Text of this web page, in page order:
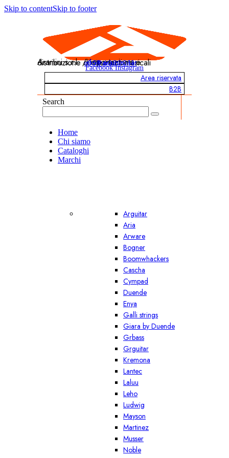
Skip to contentSkip to footer
Aramini s.r.l. / Importazione e distribuzione di strumenti musicali
051 6020011
info@aramini.net
Facebook Instagram
Area riservata
B2B
Search
Home
Chi siamo
Cataloghi
Marchi
Arguitar
Aria
Arware
Bogner
Boomwhackers
Cascha
Cympad
Duende
Enya
Galli strings
Giara by Duende
Grbass
Grguitar
Kremona
Lantec
Laluu
Leho
Ludwig
Mayson
Martinez
Musser
Noble